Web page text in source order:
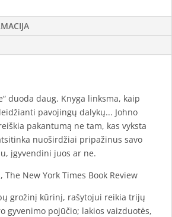
duoda daug. Knyga linksma, kaip
pavojingų dalykų... Johno
pakantumą ne tam, kas vyksta
nuoširdžiai pripažinus savo
įgyvendini juos ar ne.
The New York Times Book Review
grožinį kūrinį, rašytojui reikia trijų
gyvenimo pojūčio; lakios vaizduotės,